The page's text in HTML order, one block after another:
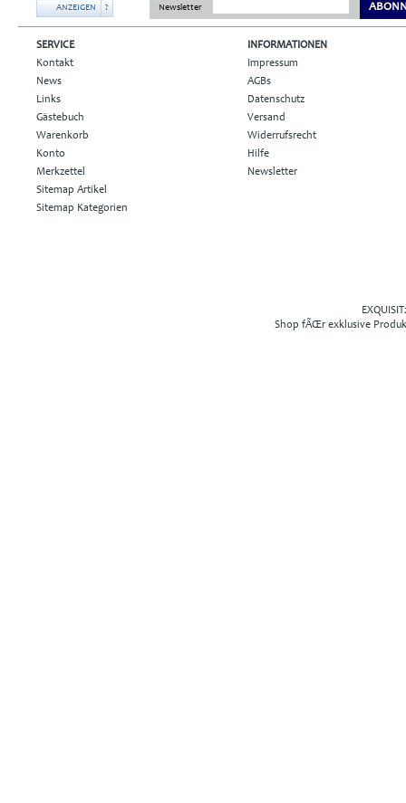
ANZEIGEN ? Newsletter
SERVICE
Kontakt
News
Links
Gästebuch
Warenkorb
Konto
Merkzettel
Sitemap Artikel
Sitemap Kategorien
INFORMATIONEN
Impressum
AGBs
Datenschutz
Versand
Widerrufsrecht
Hilfe
Newsletter
Shop fÃŒr exklusive